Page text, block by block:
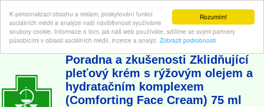
Rozumím!
K personalizaci obsahu a reklam, poskytování funkcí
sociálních médií a analýze naší návštěvnosti využíváme
soubory cookie. Informace o tom, jak náš web používáte, sdílíme se svými partnery
působícími v oblasti sociálních médií, inzerce a analýz. Zobrazit podrobnosti
ABC-LEKARNA.cz | Poradna a zkušenosti s léky a léčbou nemocí
Poradna a zkušenosti Zklidňující
pleťový krém s rýžovým olejem a
hydratačním komplexem
(Comforting Face Cream) 75 ml